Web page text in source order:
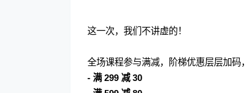
这一次，我们不讲虚的！
全场课程参与满减，阶梯优惠层层加码，
- 满 299 减 30